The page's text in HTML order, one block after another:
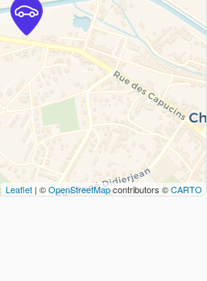
Leaflet | ©OpenStreetMapcontributors ©CARTO